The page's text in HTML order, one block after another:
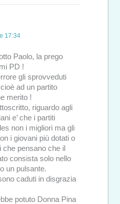
17:34
Paolo, la prego
PD !
gli sprovveduti
ad un partito
merito !
riguardo agli
e’ che i partiti
non i migliori ma gli
i giovani più dotati o
pensano che il
consista solo nello
un pulsante.
caduti in disgrazia
potuto Donna Pina